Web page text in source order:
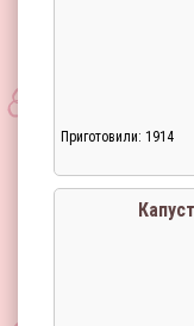
Приготовили: 1914